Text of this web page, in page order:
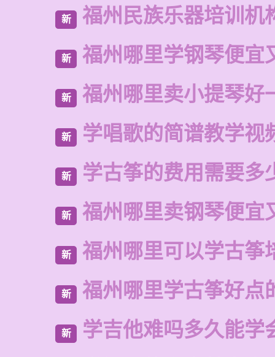
新 福州民族乐器培训机
新 福州哪里学钢琴便宜
新 福州哪里卖小提琴好
新 学唱歌的简谱教学视
新 学古筝的费用需要多
新 福州哪里卖钢琴便宜
新 福州哪里可以学古筝
新 福州哪里学古筝好点
新 学吉他难吗多久能学